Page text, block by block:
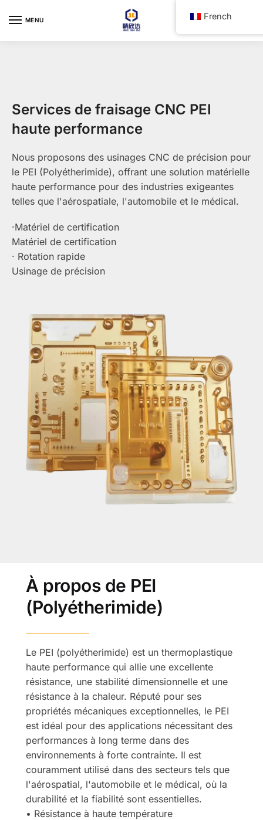
MENU
Services de fraisage CNC PEI
haute performance
Nous proposons des usinages CNC de précision pour
le PEI (Polyétherimide), offrant une solution matérielle
haute performance pour des industries exigeantes
telles que l'aérospatiale, l'automobile et le médical.
·Matériel de certification
Matériel de certification
· Rotation rapide
Usinage de précision
À propos de PEI
(Polyétherimide)
Le PEI (polyétherimide) est un thermoplastique
haute performance qui allie une excellente
résistance, une stabilité dimensionnelle et une
résistance à la chaleur. Réputé pour ses
propriétés mécaniques exceptionnelles, le PEI
est idéal pour des applications nécessitant des
performances à long terme dans des
environnements à forte contrainte. Il est
couramment utilisé dans des secteurs tels que
l'aérospatial, l'automobile et le médical, où la
durabilité et la fiabilité sont essentielles.
• Résistance à haute température
French